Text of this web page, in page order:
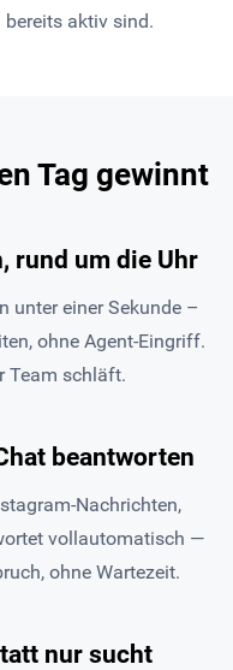
aktiv sind.
Tag gewinnt
rund um die Uhr
unter einer Sekunde –
ohne Agent-Eingriff.
Team schläft.
beantworten
Nachrichten,
vollautomatisch —
ohne Wartezeit.
nur sucht